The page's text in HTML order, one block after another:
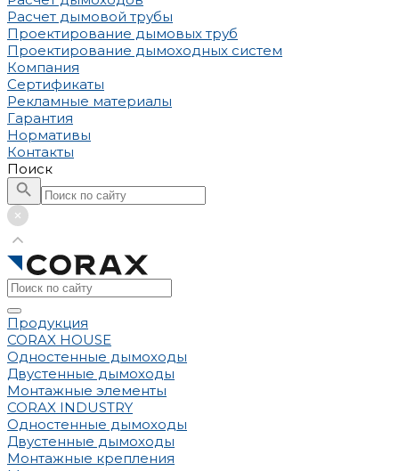
Расчет дымовой трубы
Проектирование дымовых труб
Проектирование дымоходных систем
Компания
Сертификаты
Рекламные материалы
Гарантия
Нормативы
Контакты
Поиск
Продукция
CORAX HOUSE
Одностенные дымоходы
Двустенные дымоходы
Монтажные элементы
CORAX INDUSTRY
Одностенные дымоходы
Двустенные дымоходы
Монтажные крепления